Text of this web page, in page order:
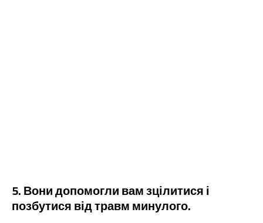
5. Вони допомогли вам зцілитися і
позбутися від травм минулого.